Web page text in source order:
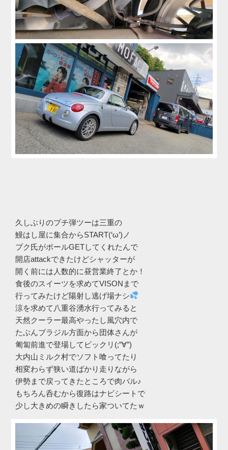
久しぶりのプチ弾ツーは三重の
鰻はし屋に集合からSTART(‘ω’)ノ
プク氏がポールGETしてくれたんで
開店attackできたけどシャッターが
開く前には人数的に昼営業終了とか！
食後のスイーツを求めてVISONまで
行ってみたけど陽射し逃げ場ナシ
涼を求めて八重谷湧水行ってみると
天然クーラー最高やったし風穴内で
たぶんブラジル方面から団体さんが
匍匐前進で登場してビックリ(;”∀”)
大内山ミルク村でソフト喰ってたり
相変わらず狭い道ばかり走りながら
伊勢まで戻ってきたところで肉バル♪
もちろん呑むから復路はナビシートで
少し大きめの瞬きしたら家ついてたｗ